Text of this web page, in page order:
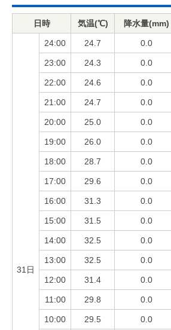
日時 気温(℃) 降水量(mm)
31日
24:00 24.7 0.0
23:00 24.3 0.0
22:00 24.6 0.0
21:00 24.7 0.0
20:00 25.0 0.0
19:00 26.0 0.0
18:00 28.7 0.0
17:00 29.6 0.0
16:00 31.3 0.0
15:00 31.5 0.0
14:00 32.5 0.0
13:00 32.5 0.0
12:00 31.4 0.0
11:00 29.8 0.0
10:00 29.5 0.0